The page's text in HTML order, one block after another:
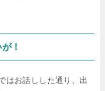
！
はお話しした通り、出